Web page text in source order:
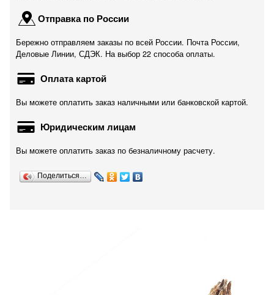
Отправка по России
Бережно отправляем заказы по всей России. Почта России,
Деловые Линии, СДЭК. На выбор 22 способа оплаты.
Оплата картой
Вы можете оплатить заказ наличными или банковской картой.
Юридическим лицам
Вы можете оплатить заказ по безналичному расчету.
Поделиться…